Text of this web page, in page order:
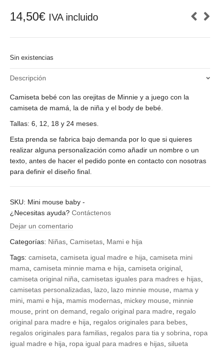
14,50€ IVA incluido
Sin existencias
Descripción
Camiseta bebé con las orejitas de Minnie y a juego con la
camiseta de mamá, la de niña y el body de bebé.
Tallas: 6, 12, 18 y 24 meses.
Esta prenda se fabrica bajo demanda por lo que si quieres
realizar alguna personalización como añadir un nombre o un
texto, antes de hacer el pedido ponte en contacto con nosotras
para definir el diseño final.
SKU: Mini mouse baby -
¿Necesitas ayuda? Contáctenos
Dejar un comentario
Categorías: Niñas Camisetas Mami e hija
Tags: camiseta camiseta igual madre e hija camiseta mini
mama camiseta minnie mama e hija camiseta original
camiseta original niña camisetas iguales para madres e hijas
camisetas personalizadas lazo lazo minnie mouse
mama y
mini mami e hija mamis modernas mickey mouse
minnie
mouse
print on demand regalo original para madre
regalo
original para madre e hija
regalos originales para bebes
regalos originales para familias regalos para tia y sobrina
ropa
igual madre e hija
ropa igual para madres e hijas silueta